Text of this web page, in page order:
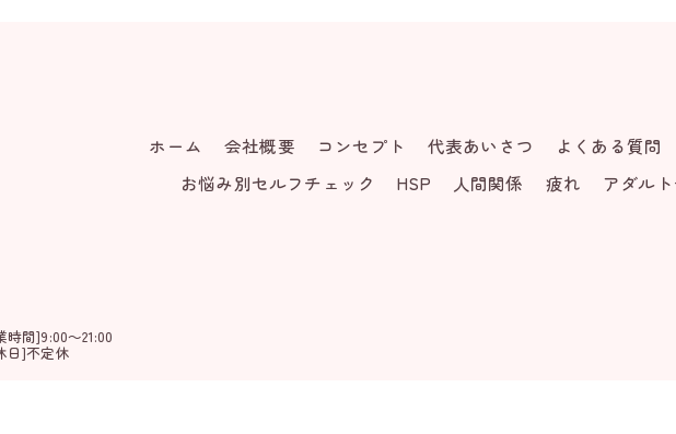
時間]9:00～21:00
日]不定休
ホーム 会社概要 コンセプト 代表あいさつ
よくある質問
お悩み別セルフチェック
HSP 人間関係 疲れ アダル